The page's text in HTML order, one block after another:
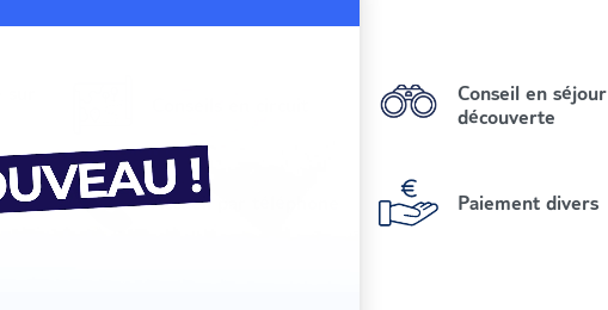
Conseil en séjour
découverte
Accueil par téléphone Paiement divers